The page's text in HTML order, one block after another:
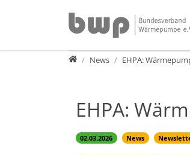
PresseNews EHPA:
EHPA:
02.03.2026 News